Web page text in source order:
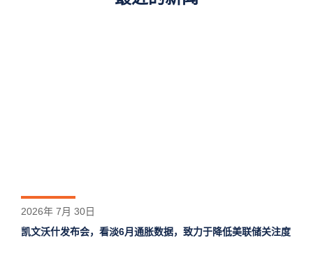
2026年 7月 30日
凯文沃什发布会，看淡6月通胀数据，致力于降低美联储关注度